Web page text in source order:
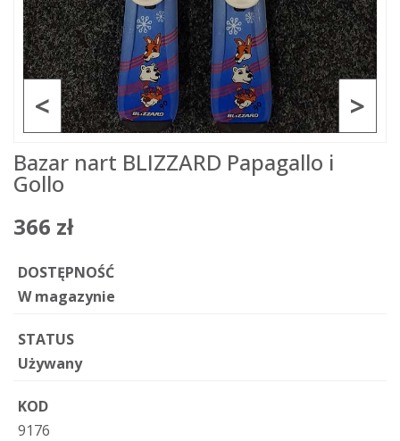
>
<
Bazar nart BLIZZARD Papagallo i
Gollo
366 zł
DOSTĘPNOŚĆ
W magazynie
STATUS
Używany
KOD
9176